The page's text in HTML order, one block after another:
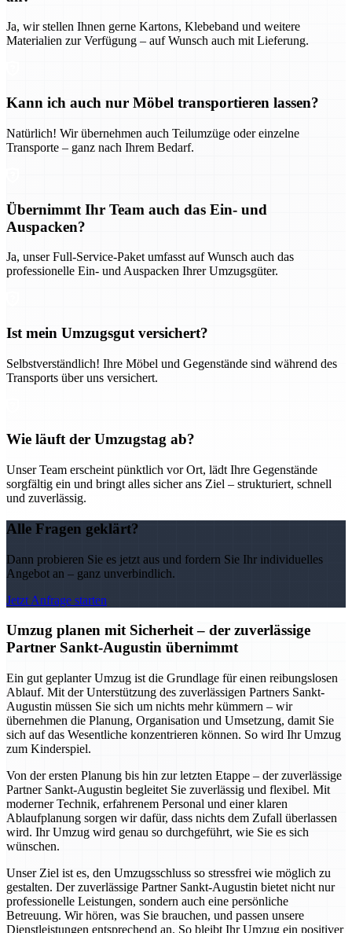
Ja, wir stellen Ihnen gerne Kartons, Klebeband und weitere
Materialien zur Verfügung – auf Wunsch auch mit Lieferung.
Kann ich auch nur Möbel transportieren lassen?
Natürlich! Wir übernehmen auch Teilumzüge oder einzelne
Transporte – ganz nach Ihrem Bedarf.
Übernimmt Ihr Team auch das Ein- und
Auspacken?
Ja, unser Full-Service-Paket umfasst auf Wunsch auch das
professionelle Ein- und Auspacken Ihrer Umzugsgüter.
Ist mein Umzugsgut versichert?
Selbstverständlich! Ihre Möbel und Gegenstände sind während des
Transports über uns versichert.
Wie läuft der Umzugstag ab?
Unser Team erscheint pünktlich vor Ort, lädt Ihre Gegenstände
sorgfältig ein und bringt alles sicher ans Ziel – strukturiert, schnell
und zuverlässig.
Alle Fragen geklärt?
Dann probieren Sie es jetzt aus und fordern Sie Ihr individuelles
Angebot an – ganz unverbindlich.
Jetzt Anfrage starten
Umzug planen mit Sicherheit – der zuverlässige
Partner Sankt-Augustin übernimmt
Ein gut geplanter Umzug ist die Grundlage für einen reibungslosen
Ablauf. Mit der Unterstützung des zuverlässigen Partners Sankt-
Augustin müssen Sie sich um nichts mehr kümmern – wir
übernehmen die Planung, Organisation und Umsetzung, damit Sie
sich auf das Wesentliche konzentrieren können. So wird Ihr Umzug
zum Kinderspiel.
Von der ersten Planung bis hin zur letzten Etappe – der zuverlässige
Partner Sankt-Augustin begleitet Sie zuverlässig und flexibel. Mit
moderner Technik, erfahrenem Personal und einer klaren
Ablaufplanung sorgen wir dafür, dass nichts dem Zufall überlassen
wird. Ihr Umzug wird genau so durchgeführt, wie Sie es sich
wünschen.
Unser Ziel ist es, den Umzugsschluss so stressfrei wie möglich zu
gestalten. Der zuverlässige Partner Sankt-Augustin bietet nicht nur
professionelle Leistungen, sondern auch eine persönliche
Betreuung. Wir hören, was Sie brauchen, und passen unsere
Dienstleistungen entsprechend an. So bleibt Ihr Umzug ein positiver